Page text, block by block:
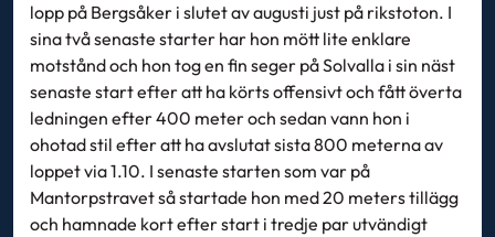
lopp på Bergsåker i slutet av augusti just på rikstoton. I
sina två senaste starter har hon mött lite enklare
motstånd och hon tog en fin seger på Solvalla i sin näst
senaste start efter att ha körts offensivt och fått överta
ledningen efter 400 meter och sedan vann hon i
ohotad stil efter att ha avslutat sista 800 meterna av
loppet via 1.10. I senaste starten som var på
Mantorpstravet så startade hon med 20 meters tillägg
och hamnade kort efter start i tredje par utvändigt